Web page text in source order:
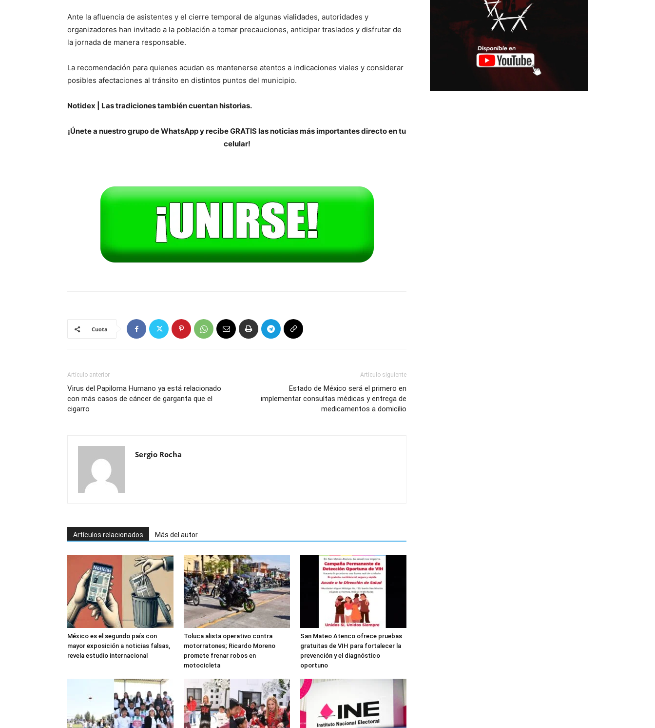
Ante la afluencia de asistentes y el cierre temporal de algunas vialidades, autoridades y
organizadores han invitado a la población a tomar precauciones, anticipar traslados y disfrutar de
la jornada de manera responsable.
La recomendación para quienes acudan es mantenerse atentos a indicaciones viales y considerar
posibles afectaciones al tránsito en distintos puntos del municipio.
Notidex | Las tradiciones también cuentan historias.
¡Únete a nuestro grupo de WhatsApp y recibe GRATIS las noticias más importantes directo en tu
celular!
Cuota
Artículo anterior
Virus del Papiloma Humano ya está relacionado
con más casos de cáncer de garganta que el
cigarro
Artículo siguiente
Estado de México será el primero en
implementar consultas médicas y entrega de
medicamentos a domicilio
Sergio Rocha
Artículos relacionados Más del autor
México es el segundo país con
mayor exposición a noticias falsas,
revela estudio internacional
Toluca alista operativo contra
motorratones; Ricardo Moreno
promete frenar robos en
motocicleta
San Mateo Atenco ofrece pruebas
gratuitas de VIH para fortalecer la
prevención y el diagnóstico
oportuno